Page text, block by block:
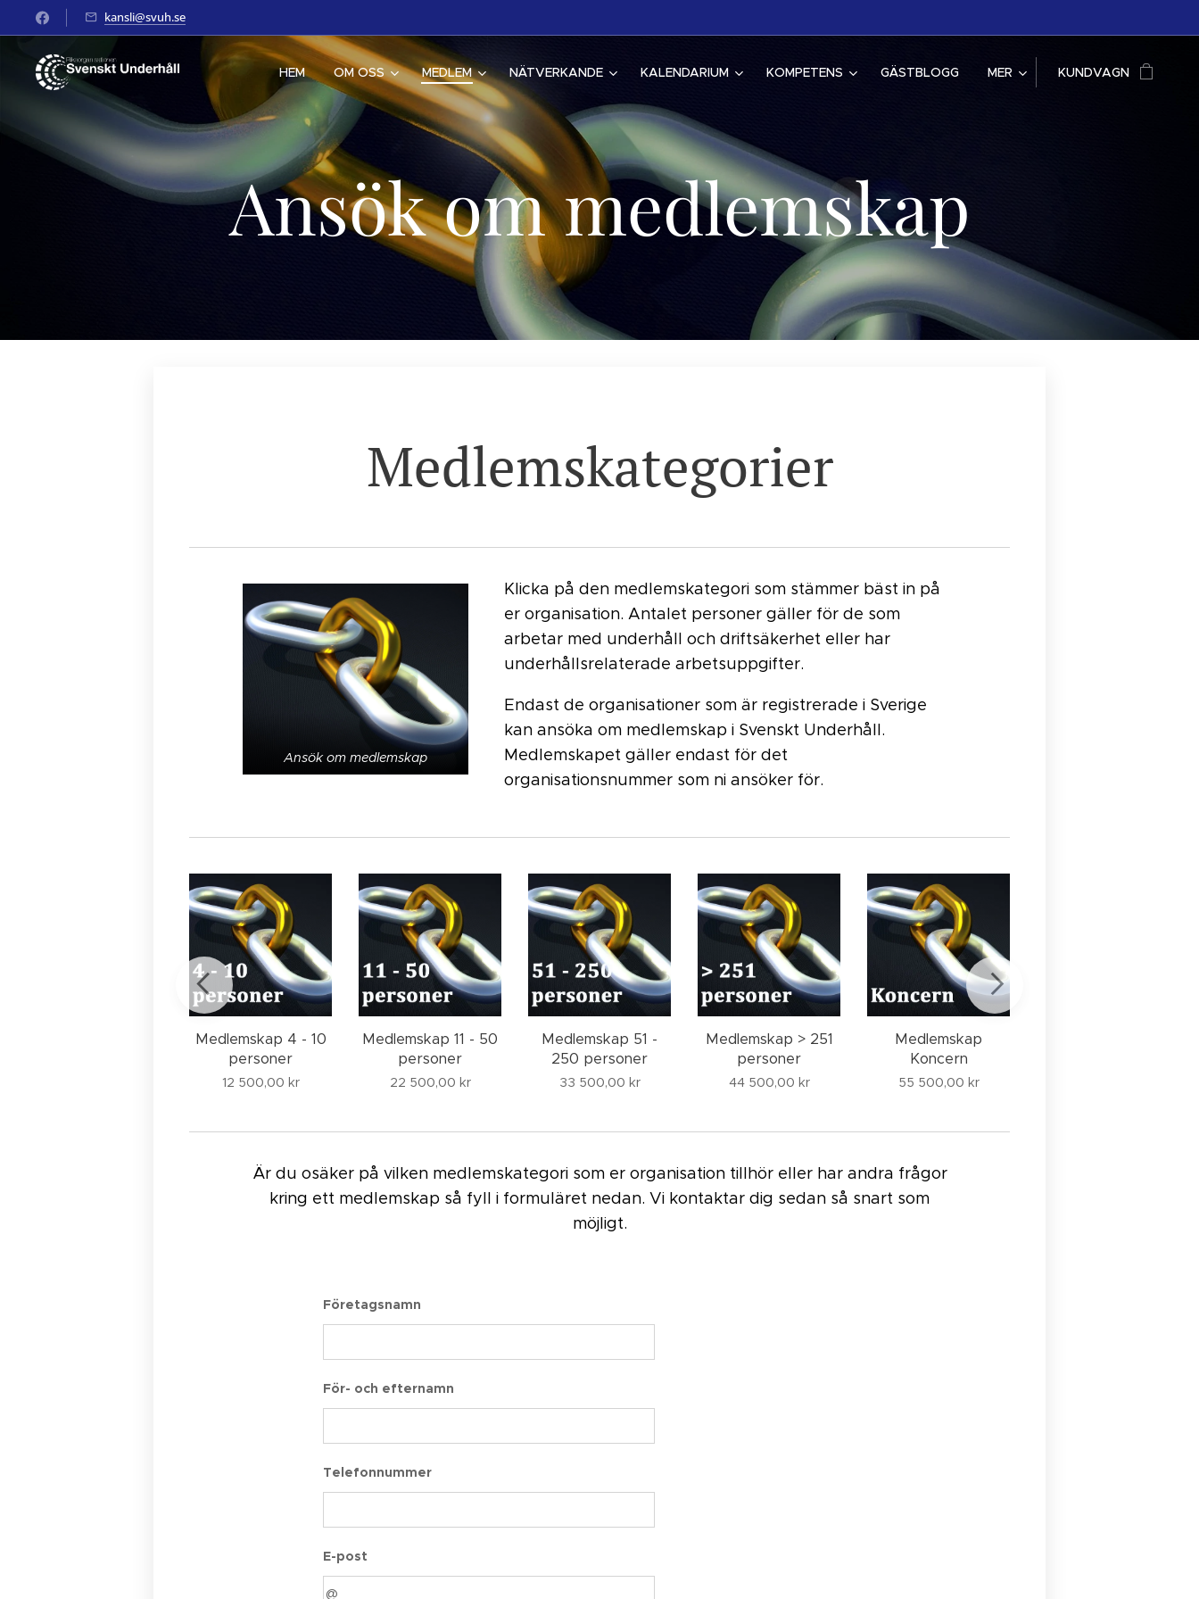
kansli@svuh.se
HEM OM OSS MEDLEM NÄTVERKANDE KALENDARIUM KOMPETENS GÄSTBLOGG MER KUNDVAGN
Ansök om medlemskap
Medlemskategorier
Ansök om medlemskap
Klicka på den medlemskategori som stämmer bäst in på
er organisation. Antalet personer gäller för de som
arbetar med underhåll och driftsäkerhet eller har
underhållsrelaterade arbetsuppgifter.
Endast de organisationer som är registrerade i Sverige
kan ansöka om medlemskap i Svenskt Underhåll.
Medlemskapet gäller endast för det
organisationsnummer som ni ansöker för.
Medlemskap 4 - 10
personer
12 500,00 kr
Medlemskap 11 - 50
personer
22 500,00 kr
Medlemskap 51 -
250 personer
33 500,00 kr
Medlemskap > 251
personer
44 500,00 kr
Medlemskap
Koncern
55 500,00 kr
Är du osäker på vilken medlemskategori som er organisation tillhör eller har andra frågor
kring ett medlemskap så fyll i formuläret nedan. Vi kontaktar dig sedan så snart som
möjligt.
Företagsnamn
För- och efternamn
Telefonnummer
E-post